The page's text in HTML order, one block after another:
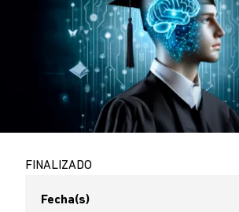
FINALIZADO
Fecha(s)